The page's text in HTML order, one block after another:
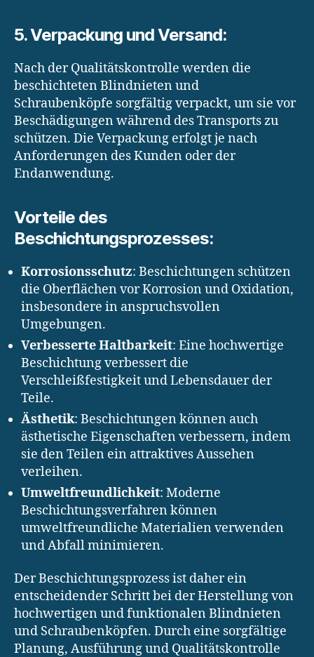
5. Verpackung und Versand:
Nach der Qualitätskontrolle werden die
beschichteten Blindnieten und
Schraubenköpfe sorgfältig verpackt, um sie vor
Beschädigungen während des Transports zu
schützen. Die Verpackung erfolgt je nach
Anforderungen des Kunden oder der
Endanwendung.
Vorteile des
Beschichtungsprozesses:
Korrosionsschutz: Beschichtungen schützen
die Oberflächen vor Korrosion und Oxidation,
insbesondere in anspruchsvollen
Umgebungen.
Verbesserte Haltbarkeit: Eine hochwertige
Beschichtung verbessert die
Verschleißfestigkeit und Lebensdauer der
Teile.
Ästhetik: Beschichtungen können auch
ästhetische Eigenschaften verbessern, indem
sie den Teilen ein attraktives Aussehen
verleihen.
Umweltfreundlichkeit: Moderne
Beschichtungsverfahren können
umweltfreundliche Materialien verwenden
und Abfall minimieren.
Der Beschichtungsprozess ist daher ein
entscheidender Schritt bei der Herstellung von
hochwertigen und funktionalen Blindnieten
und Schraubenköpfen. Durch eine sorgfältige
Planung, Ausführung und Qualitätskontrolle